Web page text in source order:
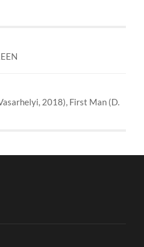
2018), First Man (D.